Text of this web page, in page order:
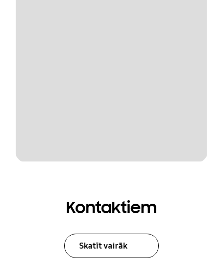
Kontaktiem
Skatīt vairāk